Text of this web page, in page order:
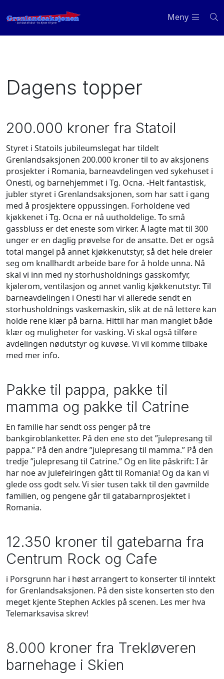
Meny
Dagens topper
200.000 kroner fra Statoil
Styret i Statoils jubileumslegat har tildelt
Grenlandsaksjonen 200.000 kroner til to av aksjonens
prosjekter i Romania, barneavdelingen ved sykehuset i
Onesti, og barnehjemmet i Tg. Ocna. -Helt fantastisk,
jubler styret i Grenlandsaksjonen, som har satt i gang
med å prosjektere oppussingen. Forholdene ved
kjøkkenet i Tg. Ocna er nå uutholdelige. To små
gassbluss er det eneste som virker. Å lagte mat til 300
unger er en daglig prøvelse for de ansatte. Det er også
total mangel på annet kjøkkenutstyr, så det hele dreier
seg om knallhardt arbeide bare for å holde unna. Nå
skal vi inn med ny storhusholdnings gasskomfyr,
kjølerom, ventilasjon og annet vanlig kjøkkenutstyr. Til
barneavdelingen i Onesti har vi allerede sendt en
storhusholdnings vaskemaskin, slik at de nå lettere kan
holde rene klær på barna. Hittil har man manglet både
klær og muligheter for vasking. Vi skal også tilføre
avdelingen nødutstyr og kuvøse. Vi vil komme tilbake
med mer info.
Pakke til pappa, pakke til
mamma og pakke til Catrine
En familie har sendt oss penger på tre
bankgiroblanketter. På den ene sto det ”julepresang til
pappa.” På den andre ”julepresang til mamma.” På den
tredje ”julepresang til Catrine.” Og en lite påskrift: I år
har noe av julefeiringen gått til Romania! Og da kan vi
glede oss godt selv. Vi sier tusen takk til den gavmilde
familien, og pengene går til gatabarnprosjektet i
Romania.
12.350 kroner til gatebarna fra
Centrum Rock og Cafe
i Porsgrunn har i høst arrangert to konserter til inntekt
for Grenlandsaksjonen. På den siste konserten sto den
meget kjente Stephen Ackles på scenen. Les mer hva
Telemarksavisa skrev!
8.000 kroner fra Trekløveren
barnehage i Skien